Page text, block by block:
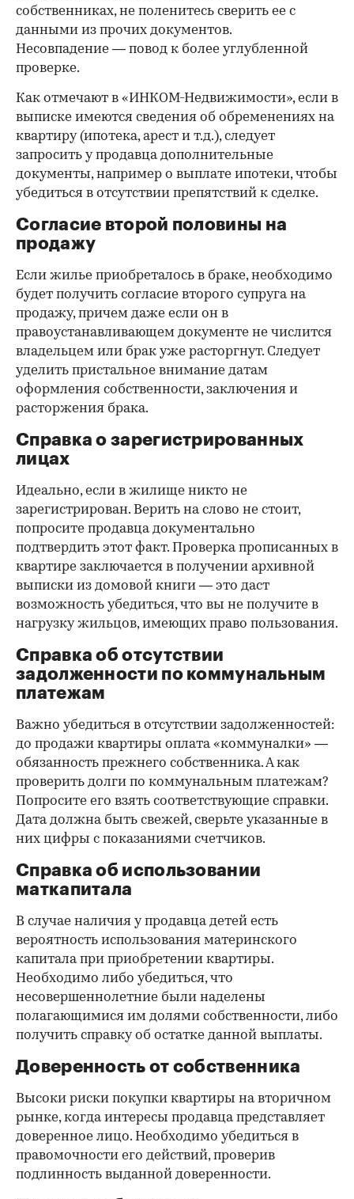
собственниках, не поленитесь сверить ее с
данными из прочих документов.
Несовпадение — повод к более углубленной
проверке.
Как отмечают в «ИНКОМ-Недвижимости», если в
выписке имеются сведения об обременениях на
квартиру (ипотека, арест и т.д.), следует
запросить у продавца дополнительные
документы, например о выплате ипотеки, чтобы
убедиться в отсутствии препятствий к сделке.
Согласие второй половины на
продажу
Если жилье приобреталось в браке, необходимо
будет получить согласие второго супруга на
продажу, причем даже если он в
правоустанавливающем документе не числится
владельцем или брак уже расторгнут. Следует
уделить пристальное внимание датам
оформления собственности, заключения и
расторжения брака.
Справка о зарегистрированных
лицах
Идеально, если в жилище никто не
зарегистрирован. Верить на слово не стоит,
попросите продавца документально
подтвердить этот факт. Проверка прописанных в
квартире заключается в получении архивной
выписки из домовой книги — это даст
возможность убедиться, что вы не получите в
нагрузку жильцов, имеющих право пользования.
Справка об отсутствии
задолженности по коммунальным
платежам
Важно убедиться в отсутствии задолженностей:
до продажи квартиры оплата «коммуналки» —
обязанность прежнего собственника. А как
проверить долги по коммунальным платежам?
Попросите его взять соответствующие справки.
Дата должна быть свежей, сверьте указанные в
них цифры с показаниями счетчиков.
Справка об использовании
маткапитала
В случае наличия у продавца детей есть
вероятность использования материнского
капитала при приобретении квартиры.
Необходимо либо убедиться, что
несовершеннолетние были наделены
полагающимися им долями собственности, либо
получить справку об остатке данной выплаты.
Доверенность от собственника
Высоки риски покупки квартиры на вторичном
рынке, когда интересы продавца представляет
доверенное лицо. Необходимо убедиться в
правомочности его действий, проверив
подлинность выданной доверенности.